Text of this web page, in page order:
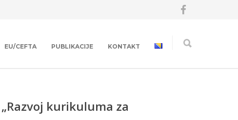
EU/CEFTA PUBLIKACIJE KONTAKT
kurikuluma za